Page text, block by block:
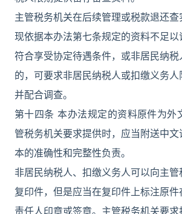
主管税务机关在后续管理或税款退还
现依据本办法第七条规定的资料不足
符合享受协定待遇条件，或非居民纳
的，可要求非居民纳税人或扣缴义务
并配合调查。
第十四条 本办法规定的资料原件为外
管税务机关要求提供时，应当附送中
本的准确性和完整性负责。
非居民纳税人、扣缴义务人可以向主
复印件，但是应当在复印件上标注原
责任人印章或签章。主管税务机关要